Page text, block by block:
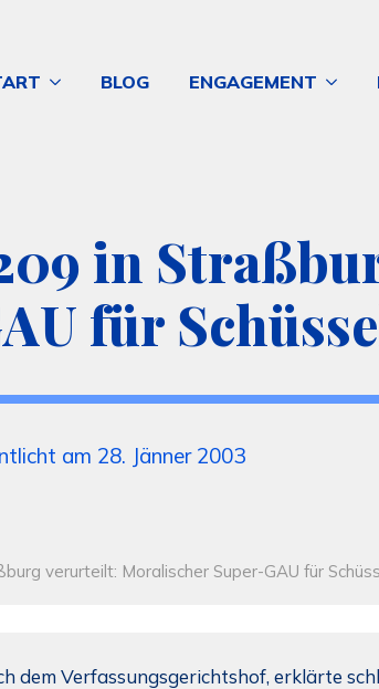
BLOG ENGAGEMENT
in
für
am 28. Jänner 2003
verurteilt: Moralischer Super-GAU für
dem Verfassungsgerichtshof, erklärte